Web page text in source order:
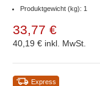
Produktgewicht (kg): 1
33,77 €
40,19 € inkl. MwSt.
Express